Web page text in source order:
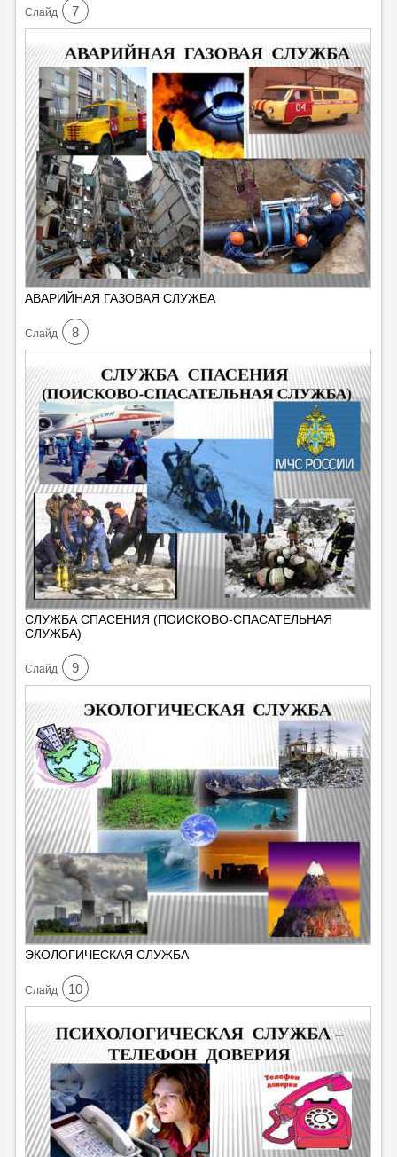
Cлайд 7
АВАРИЙНАЯ ГАЗОВАЯ СЛУЖБА
Cлайд 8
СЛУЖБА СПАСЕНИЯ (ПОИСКОВО-СПАСАТЕЛЬНАЯ
СЛУЖБА)
Cлайд 9
ЭКОЛОГИЧЕСКАЯ СЛУЖБА
Cлайд 10